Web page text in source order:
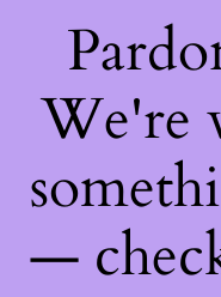
We're
—